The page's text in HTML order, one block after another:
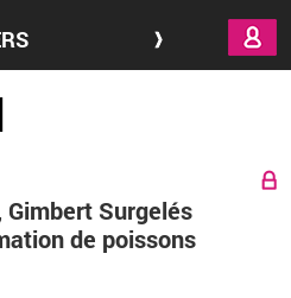
Gimbert Surgelés
de poissons